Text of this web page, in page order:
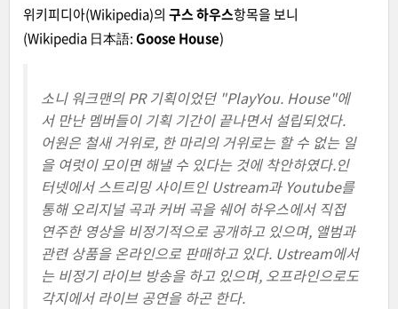
위키피디아(Wikipedia)의 구스 하우스항목을 보니
(Wikipedia 日本語:Goose House)
소니 워크맨의 PR 기획이었던 "PlayYou. House"에
서 만난 멤버들이 기획 기간이 끝나면서 설립되었다.
어원은 철새 거위로, 한 마리의 거위로는 할 수 없는 일
을 여럿이 모이면 해낼 수 있다는 것에 착안하였다.인
터넷에서 스트리밍 사이트인 Ustream과 Youtube를
통해 오리지널 곡과 커버 곡을 쉐어 하우스에서 직접
연주한 영상을 비정기적으로 공개하고 있으며, 앨범과
관련 상품을 온라인으로 판매하고 있다. Ustream에서
는 비정기 라이브 방송을 하고 있으며, 오프라인으로도
각지에서 라이브 공연을 하곤 한다.